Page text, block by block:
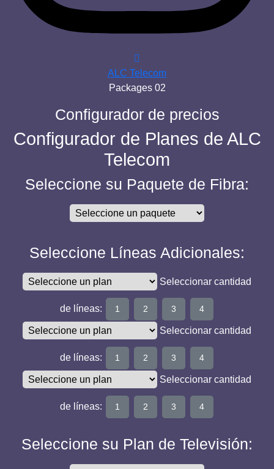
ALC Telecom
Packages 02
Configurador de precios
Configurador de Planes de ALC
Telecom
Seleccione su Paquete de Fibra:
Seleccione Líneas Adicionales:
Seleccionar cantidad
de líneas: 1 2 3 4
Seleccionar cantidad
de líneas: 1 2 3 4
Seleccionar cantidad
de líneas: 1 2 3 4
Seleccione su Plan de Televisión: